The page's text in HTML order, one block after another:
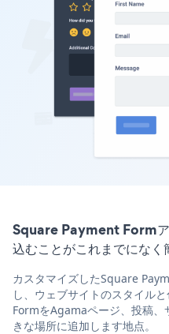
Square Payment Form
込むことがこれまでになく
カスタマイズしたSquare
し、ウェブサイトのスタイル
FormをAgamaページ、投稿、
きな場所に追加します地点。